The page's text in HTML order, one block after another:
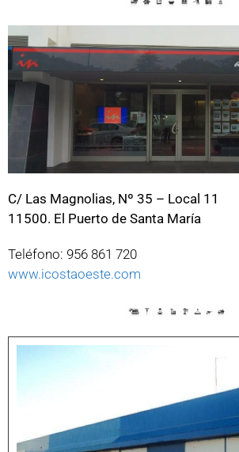
C/ Las Magnolias, Nº 35 – Local 11
11500. El Puerto de Santa María
Teléfono: 956 861 720
www.icostaoeste.com